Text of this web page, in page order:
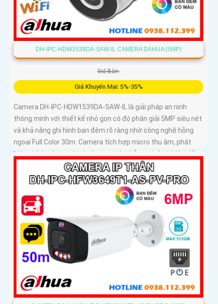
DH-IPC-HDW1539DA-SAW-IL CAMERA DAHUA (5MP)
Giá Bán:
Giá Khuyến Mại: 5%-35%
Camera DH-IPC-HDW1539DA-SAW-IL là giải pháp an ninh
thông minh với thiết kế nhỏ gọn có độ phân giải 5MP siêu nét
và khả năng ghi hình ban đêm rõ ràng nhờ công nghệ hồng
ngoại Full Color 30m. Camera tích hợp micro thu âm, phát
hiện chính xác người và phương tiện, hỗ trợ thẻ nhớ lên đến
256GB, đảm bảo ghi hình liên tục và hiệu quả